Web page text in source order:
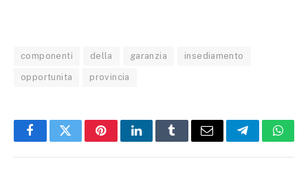
componenti della garanzia insediamento
opportunita provincia
FacebookTwitterPinterestLinkedInTumblrEmail Telegram